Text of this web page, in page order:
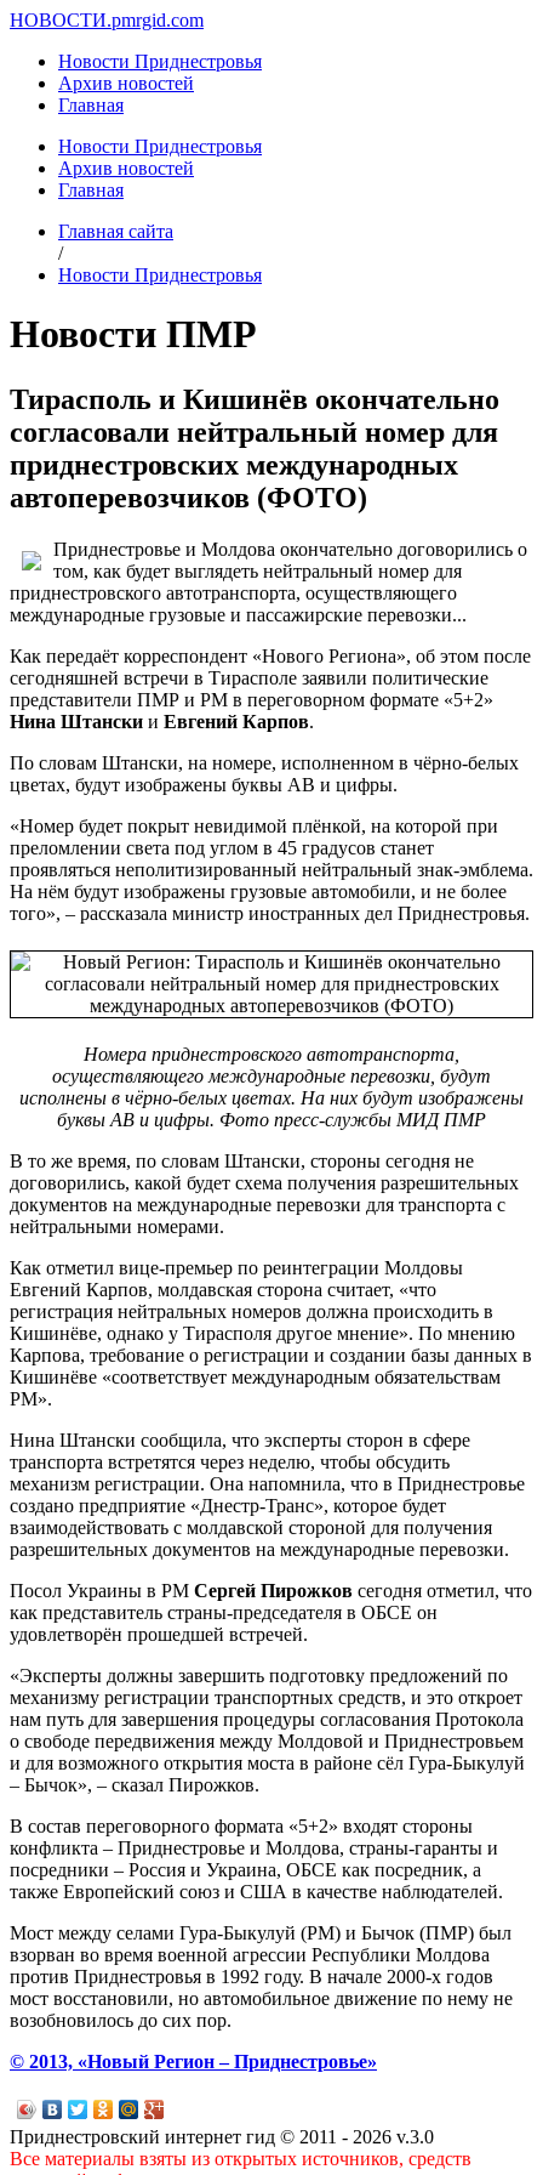
НОВОСТИ.pmrgid.com
Новости Приднестровья
Архив новостей
Главная
Новости Приднестровья
Архив новостей
Главная
Главная сайта
/
Новости Приднестровья
Новости ПМР
Тирасполь и Кишинёв окончательно
согласовали нейтральный номер для
приднестровских международных
автоперевозчиков (ФОТО)
Приднестровье и Молдова окончательно договорились о
том, как будет выглядеть нейтральный номер для
приднестровского автотранспорта, осуществляющего
международные грузовые и пассажирские перевозки...
Как передаёт корреспондент «Нового Региона», об этом после
сегодняшней встречи в Тирасполе заявили политические
представители ПМР и РМ в переговорном формате «5+2»
Нина Штански и Евгений Карпов.
По словам Штански, на номере, исполненном в чёрно-белых
цветах, будут изображены буквы АВ и цифры.
«Номер будет покрыт невидимой плёнкой, на которой при
преломлении света под углом в 45 градусов станет
проявляться неполитизированный нейтральный знак-эмблема.
На нём будут изображены грузовые автомобили, и не более
того», – рассказала министр иностранных дел Приднестровья.
Номера приднестровского автотранспорта,
осуществляющего международные перевозки, будут
исполнены в чёрно-белых цветах. На них будут изображены
буквы АВ и цифры. Фото пресс-службы МИД ПМР
В то же время, по словам Штански, стороны сегодня не
договорились, какой будет схема получения разрешительных
документов на международные перевозки для транспорта с
нейтральными номерами.
Как отметил вице-премьер по реинтеграции Молдовы
Евгений Карпов, молдавская сторона считает, «что
регистрация нейтральных номеров должна происходить в
Кишинёве, однако у Тирасполя другое мнение». По мнению
Карпова, требование о регистрации и создании базы данных в
Кишинёве «соответствует международным обязательствам
РМ».
Нина Штански сообщила, что эксперты сторон в сфере
транспорта встретятся через неделю, чтобы обсудить
механизм регистрации. Она напомнила, что в Приднестровье
создано предприятие «Днестр-Транс», которое будет
взаимодействовать с молдавской стороной для получения
разрешительных документов на международные перевозки.
Посол Украины в РМ Сергей Пирожков сегодня отметил, что
как представитель страны-председателя в ОБСЕ он
удовлетворён прошедшей встречей.
«Эксперты должны завершить подготовку предложений по
механизму регистрации транспортных средств, и это откроет
нам путь для завершения процедуры согласования Протокола
о свободе передвижения между Молдовой и Приднестровьем
и для возможного открытия моста в районе сёл Гура-Быкулуй
– Бычок», – сказал Пирожков.
В состав переговорного формата «5+2» входят стороны
конфликта – Приднестровье и Молдова, страны-гаранты и
посредники – Россия и Украина, ОБСЕ как посредник, а
также Европейский союз и США в качестве наблюдателей.
Мост между селами Гура-Быкулуй (РМ) и Бычок (ПМР) был
взорван во время военной агрессии Республики Молдова
против Приднестровья в 1992 году. В начале 2000-х годов
мост восстановили, но автомобильное движение по нему не
возобновилось до сих пор.
© 2013, «Новый Регион – Приднестровье»
Приднестровский интернет гид © 2011 - 2026 v.3.0
Все материалы взяты из открытых источников, средств